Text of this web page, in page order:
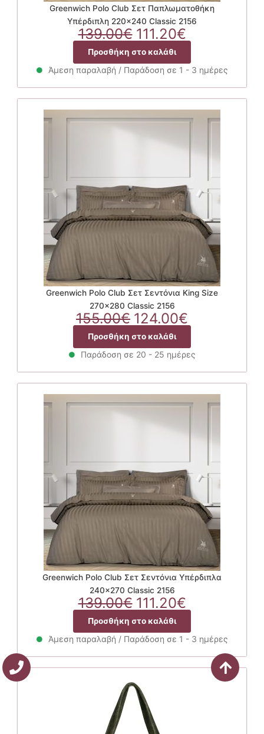
Greenwich Polo Club Σετ Παπλωματοθήκη
Υπέρδιπλη 220×240 Classic 2156
139.00€ Original
price
was:
139.00€.
111.20€Η
τρέχουσα
τιμή
είναι:
111.20€.
Προσθήκη στο καλάθι
Άμεση παραλαβή / Παράδοση σε 1 - 3 ημέρες
Greenwich Polo Club Σετ Σεντόνια King Size
270×280 Classic 2156
155.00€ Original
price
was:
155.00€.
124.00€
τρέχουσα
τιμή
είναι:
124.00€.
Προσθήκη στο καλάθι
Παράδοση σε 20 - 25 ημέρες
Greenwich Polo Club Σετ Σεντόνια Υπέρδιπλα
240×270 Classic 2156
139.00€ Original
price
was:
139.00€.
111.20€Η
τρέχουσα
τιμή
είναι:
111.20€.
Προσθήκη στο καλάθι
Άμεση παραλαβή / Παράδοση σε 1 - 3 ημέρες